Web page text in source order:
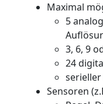
Maximal
5
3, 6, 9
24
serieller
Sensoren